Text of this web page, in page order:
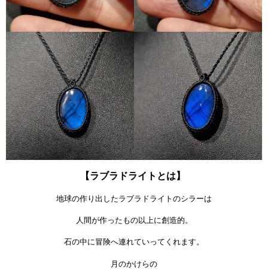
【ラブラドライトとは】
地球の作り出したラブラドライトのシラーは
人間が作ったもの以上に創造的。
石の中に冒険へ連れていってくれます。
月のかけらの